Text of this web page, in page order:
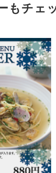
もチェ